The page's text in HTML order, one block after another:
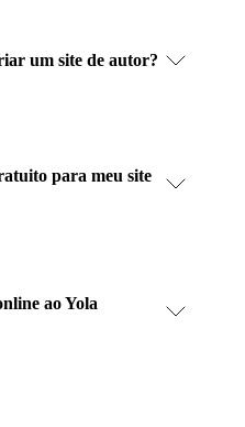
um site de autor?
para meu site
ao Yola